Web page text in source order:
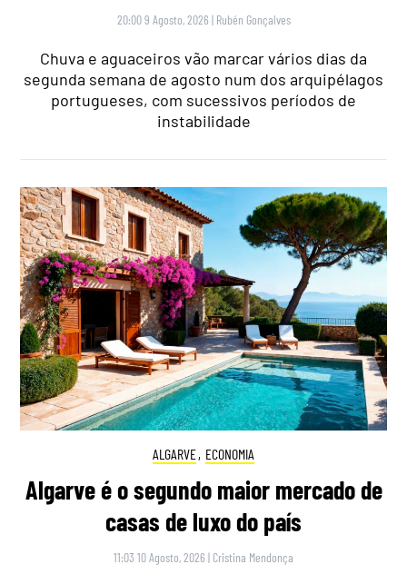
20:00 9 Agosto, 2026 | Rubén Gonçalves
Chuva e aguaceiros vão marcar vários dias da
segunda semana de agosto num dos arquipélagos
portugueses, com sucessivos períodos de
instabilidade
ALGARVE, ECONOMIA
Algarve é o segundo maior mercado de
casas de luxo do país
11:03 10 Agosto, 2026 | Cristina Mendonça